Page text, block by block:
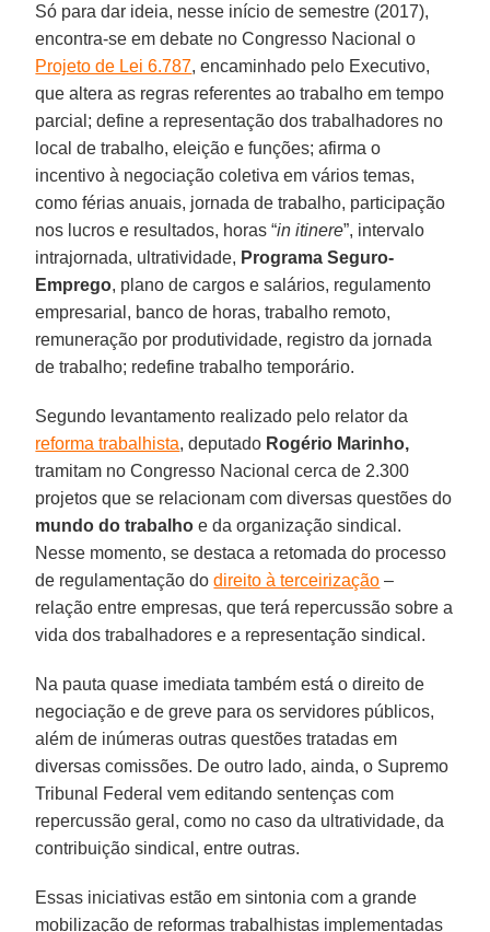
Só para dar ideia, nesse início de semestre (2017),
encontra-se em debate no Congresso Nacional o
Projeto de Lei 6.787, encaminhado pelo Executivo,
que altera as regras referentes ao trabalho em tempo
parcial; define a representação dos trabalhadores no
local de trabalho, eleição e funções; afirma o
incentivo à negociação coletiva em vários temas,
como férias anuais, jornada de trabalho, participação
nos lucros e resultados, horas “in itinere”, intervalo
intrajornada, ultratividade, Programa Seguro-
Emprego, plano de cargos e salários, regulamento
empresarial, banco de horas, trabalho remoto,
remuneração por produtividade, registro da jornada
de trabalho; redefine trabalho temporário.
Segundo levantamento realizado pelo relator da
reforma trabalhista, deputado Rogério Marinho,
tramitam no Congresso Nacional cerca de 2.300
projetos que se relacionam com diversas questões do
mundo do trabalho e da organização sindical.
Nesse momento, se destaca a retomada do processo
de regulamentação dodireito à terceirização –
relação entre empresas, que terá repercussão sobre a
vida dos trabalhadores e a representação sindical.
Na pauta quase imediata também está o direito de
negociação e de greve para os servidores públicos,
além de inúmeras outras questões tratadas em
diversas comissões. De outro lado, ainda, o Supremo
Tribunal Federal vem editando sentenças com
repercussão geral, como no caso da ultratividade, da
contribuição sindical, entre outras.
Essas iniciativas estão em sintonia com a grande
mobilização de reformas trabalhistas implementadas